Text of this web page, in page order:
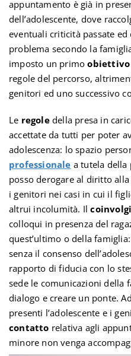
appuntamento è già in
dell’adolescente, dove
eventuali criticità passate
problema secondo la
imposto un primoobiettivo
regole del percorso,
genitori ed uno successivo
Le regoledella presa in
accettate da tutti per poter
adolescenza: lo spazio
professionale a tutela della
posso derogare al diritto
i genitori nei casi in cui il
altrui incolumità. Il
colloqui in presenza del
quest’ultimo o della
senza il consenso
rapporto di fiducia con lo
sede le comunicazioni della
dialogo e creare un ponte.
presenti l’adolescente e i
contatto relativa agli
minore non venga